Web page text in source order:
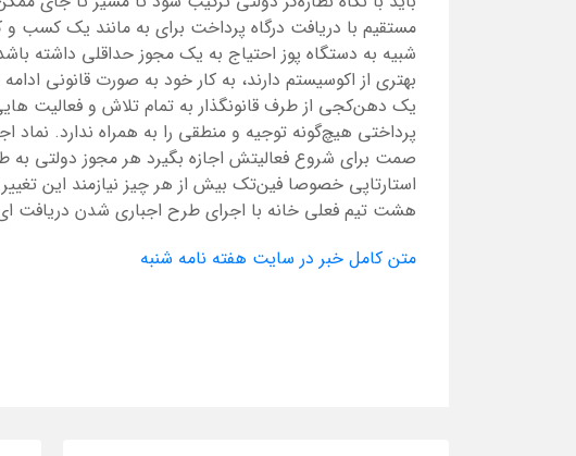
مستقیم با دریافت درگاه پرداخت برای به مانند یک کسب
شبیه به دستگاه پوز احتیاج به یک مجوز حداقلی داشته
بهتری از اکوسیستم دارند، به کار خود به صورت قانونی
یک دهن‌کجی از طرف قانونگذار به تمام تلاش و فعالیت
پرداختی هیچ‌گونه توجیه و منطقی را به همراه ندارد. نماد
صمت برای شروع فعالیتش اجازه بگیرد هر مجوز دولتی به
استارتاپی خصوصا فین‌تک بیش از هر چیز نیازمند این
هشت تیم فعلی خانه با اجرای طرح اجباری شدن دریافت
متن کامل خبر در سایت هفته نامه شنبه